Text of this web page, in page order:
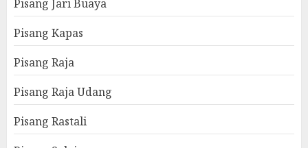
Pisang Jari Buaya
Pisang Kapas
Pisang Raja
Pisang Raja Udang
Pisang Rastali